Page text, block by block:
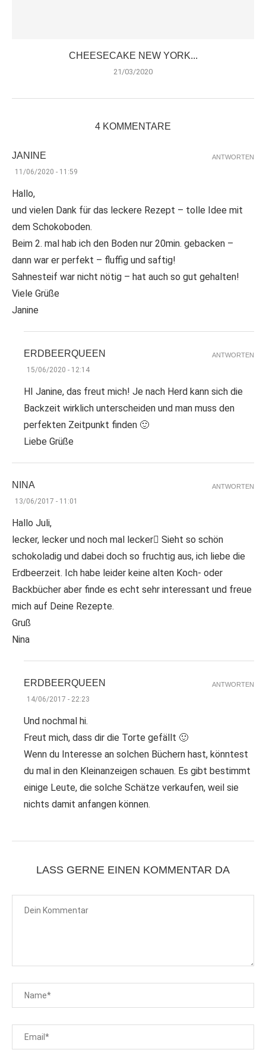
CHEESECAKE NEW YORK...
21/03/2020
4 KOMMENTARE
JANINE
11/06/2020 - 11:59
Hallo,
und vielen Dank für das leckere Rezept – tolle Idee mit
dem Schokoboden.
Beim 2. mal hab ich den Boden nur 20min. gebacken –
dann war er perfekt – fluffig und saftig!
Sahnesteif war nicht nötig – hat auch so gut gehalten!
Viele Grüße
Janine
ANTWORTEN
ERDBEERQUEEN
15/06/2020 - 12:14
HI Janine, das freut mich! Je nach Herd kann sich die
Backzeit wirklich unterscheiden und man muss den
perfekten Zeitpunkt finden 🙂
Liebe Grüße
ANTWORTEN
NINA
13/06/2017 - 11:01
Hallo Juli,
lecker, lecker und noch mal lecker Sieht so schön
schokoladig und dabei doch so fruchtig aus, ich liebe die
Erdbeerzeit. Ich habe leider keine alten Koch- oder
Backbücher aber finde es echt sehr interessant und freue
mich auf Deine Rezepte.
Gruß
Nina
ANTWORTEN
ERDBEERQUEEN
14/06/2017 - 22:23
Und nochmal hi.
Freut mich, dass dir die Torte gefällt 🙂
Wenn du Interesse an solchen Büchern hast, könntest
du mal in den Kleinanzeigen schauen. Es gibt bestimmt
einige Leute, die solche Schätze verkaufen, weil sie
nichts damit anfangen können.
ANTWORTEN
LASS GERNE EINEN KOMMENTAR DA